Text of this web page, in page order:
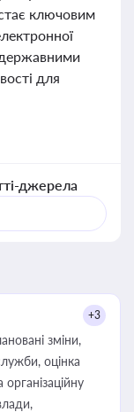
ключовим
державними
для
джерела
+3
зміни,
оцінка